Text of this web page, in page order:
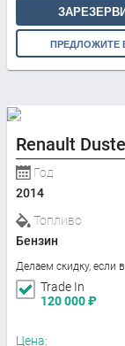
ПРЕДЛОЖИТЕ
Renault
Год
2014
Топливо
Бензин
Делаем скидку, если
Trade In
120 000₽
Цена: